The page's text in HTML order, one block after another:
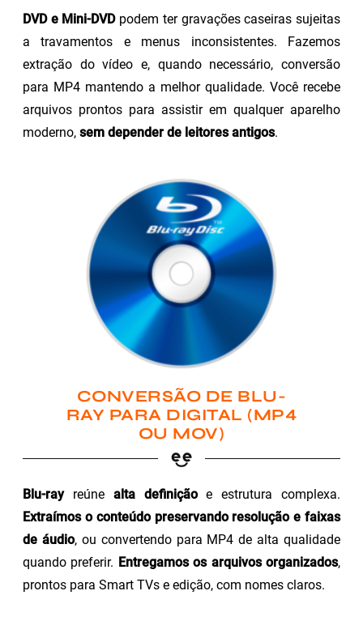
DVD e Mini-DVDpodem ter gravações caseiras sujeitas
a travamentos e menus inconsistentes. Fazemos
extração do vídeo e, quando necessário, conversão
para MP4 mantendo a melhor qualidade. Você recebe
arquivos prontos para assistir em qualquer aparelho
moderno, sem depender de leitores antigos.
CONVERSÃO DE BLU-
RAY PARA DIGITAL (MP4
OU MOV)
Blu-rayreúne alta definiçãoe estrutura complexa.
Extraímos o conteúdo preservando resolução e faixas
de áudio, ou convertendo para MP4 de alta qualidade
quando preferir. Entregamos os arquivos organizados,
prontos para Smart TVs e edição, com nomes claros.